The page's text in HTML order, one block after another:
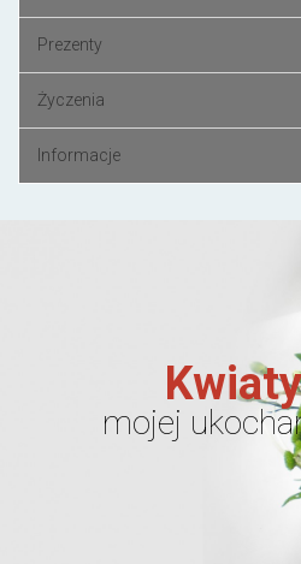
Prezenty
Życzenia
Informacje
mojej